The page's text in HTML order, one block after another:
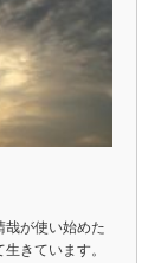
哉が使い始めた
きています。